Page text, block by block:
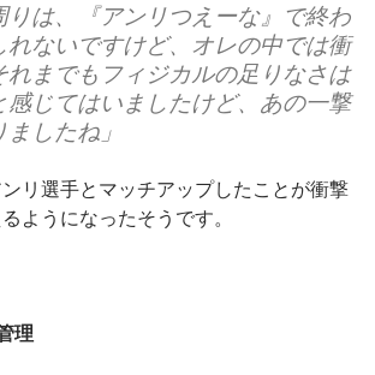
りは、『アンリつえーな』で終わ
れないですけど、オレの中では衝
れまでもフィジカルの足りなさは
感じてはいましたけど、あの一撃
したね」
リ選手とマッチアップしたことが衝撃
ようになったそうです。
理